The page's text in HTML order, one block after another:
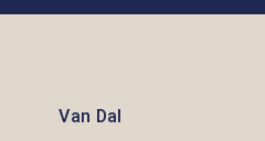
Van Dal